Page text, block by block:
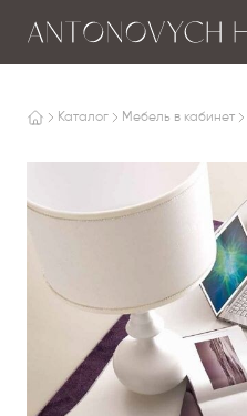
Каталог Мебель в кабинет